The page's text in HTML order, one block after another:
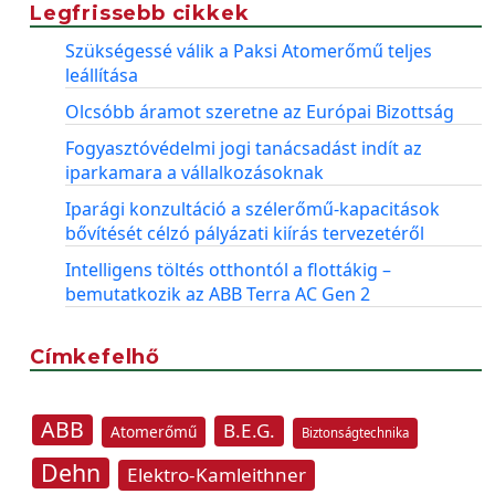
Legfrissebb cikkek
Szükségessé válik a Paksi Atomerőmű teljes
leállítása
Olcsóbb áramot szeretne az Európai Bizottság
Fogyasztóvédelmi jogi tanácsadást indít az
iparkamara a vállalkozásoknak
Iparági konzultáció a szélerőmű-kapacitások
bővítését célzó pályázati kiírás tervezetéről
Intelligens töltés otthontól a flottákig –
bemutatkozik az ABB Terra AC Gen 2
Címkefelhő
ABB Atomerőmű B.E.G. Biztonságtechnika
Dehn
Elektro-Kamleithner